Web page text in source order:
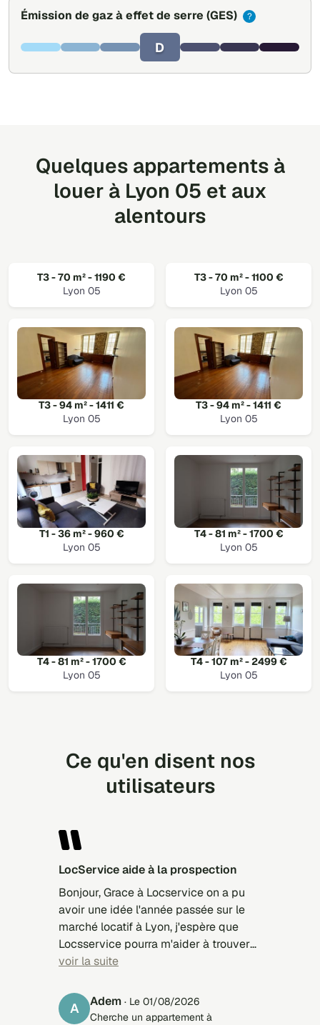
Émission de gaz à effet de serre (GES) ?
D
Quelques appartements à
louer à Lyon 05 et aux
alentours
T3 - 70 m² - 1190 €
Lyon 05
T3 - 70 m² - 1100 €
Lyon 05
T3 - 94 m² - 1411 €
Lyon 05
T3 - 94 m² - 1411 €
Lyon 05
T1 - 36 m² - 960 €
Lyon 05
T4 - 81 m² - 1700 €
Lyon 05
T4 - 81 m² - 1700 €
Lyon 05
T4 - 107 m² - 2499 €
Lyon 05
Ce qu'en disent nos
utilisateurs
LocService aide à la prospection
Bonjour, Grace à Locservice on a pu
avoir une idée l'année passée sur le
marché locatif à Lyon, j'espère que
Locsservice pourra m'aider à trouver
un studio à Strasbourg pour la rentrée
voir la suite
A Adem · Le 01/08/2026
Cherche un appartement à